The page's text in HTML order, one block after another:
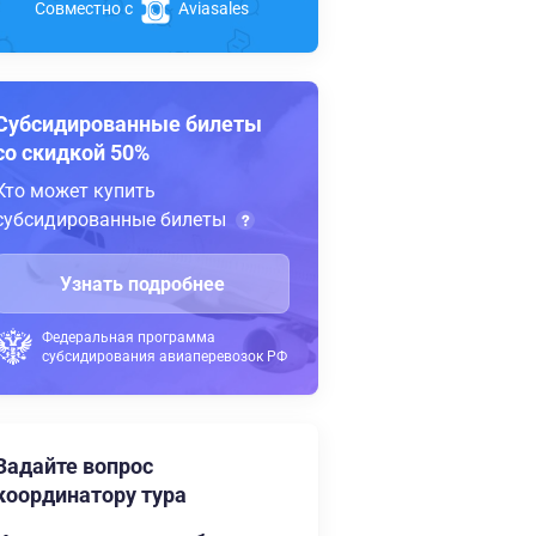
Совместно с Aviasales
билеты
скидкой 50%
может купить
билеты
Узнать подробнее
Федеральная программа
субсидирования авиаперевозок РФ
вопрос
тура